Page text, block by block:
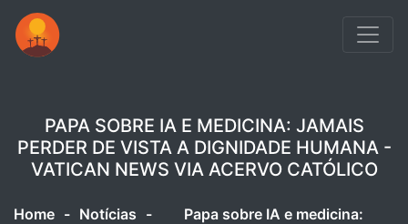
PAPA SOBRE IA E MEDICINA: JAMAIS
PERDER DE VISTA A DIGNIDADE HUMANA -
VATICAN NEWS VIA ACERVO CATÓLICO
Home - Notícias -
Papa sobre IA e medicina: